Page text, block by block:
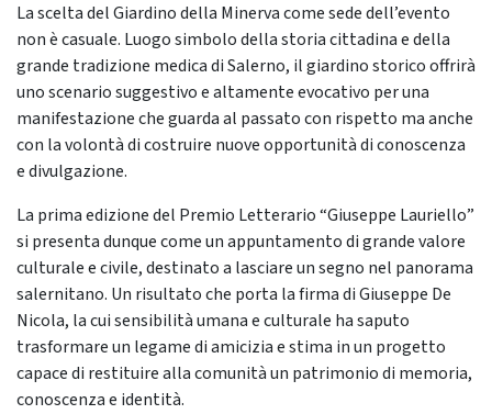
La scelta del Giardino della Minerva come sede dell’evento
non è casuale. Luogo simbolo della storia cittadina e della
grande tradizione medica di Salerno, il giardino storico offrirà
uno scenario suggestivo e altamente evocativo per una
manifestazione che guarda al passato con rispetto ma anche
con la volontà di costruire nuove opportunità di conoscenza
e divulgazione.
La prima edizione del Premio Letterario “Giuseppe Lauriello”
si presenta dunque come un appuntamento di grande valore
culturale e civile, destinato a lasciare un segno nel panorama
salernitano. Un risultato che porta la firma di Giuseppe De
Nicola, la cui sensibilità umana e culturale ha saputo
trasformare un legame di amicizia e stima in un progetto
capace di restituire alla comunità un patrimonio di memoria,
conoscenza e identità.